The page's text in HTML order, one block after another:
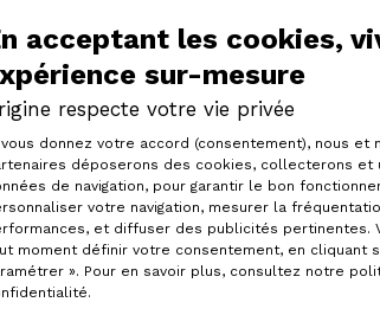
acceptant les cookies,
sur-mesure
respecte votre vie privée
de Gestion du
donnez votre accord (consentement), nous et
déposerons des cookies, collecterons et
de navigation, pour garantir le bon
votre navigation, mesurer la
et diffuser des publicités pertinentes.
moment définir votre consentement, en cliquant
». Pour en savoir plus, consultez notre
Axeptio consent